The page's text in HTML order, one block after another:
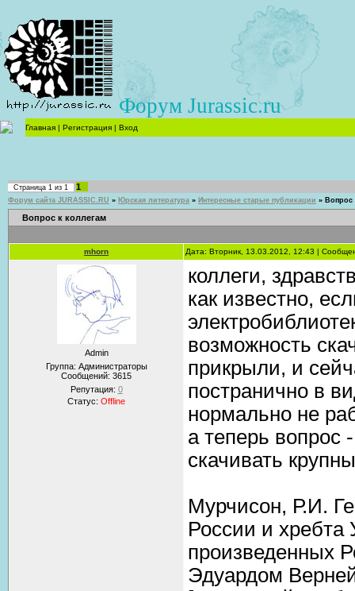
Форум Jurassic.ru
Главная | Регистрация | Вход
Страница 1 из 1 1
Форум сайта JURASSIC.RU » Юрская литература » Интересные старые публикации » Вопрос
Вопрос к коллегам
mhorn Дата: Вторник, 13.03.2012, 12:43 |
Admin
Группа: Администраторы
Сообщений: 3615
Репутация: 0
Статус: Offline
коллеги,
как известно,
возможность
прикрыли, и
постранично в
нормально не
а теперь вопрос
скачивать
Мурчисон, Р.И.
России и хребта
произведенных
Эдуардом